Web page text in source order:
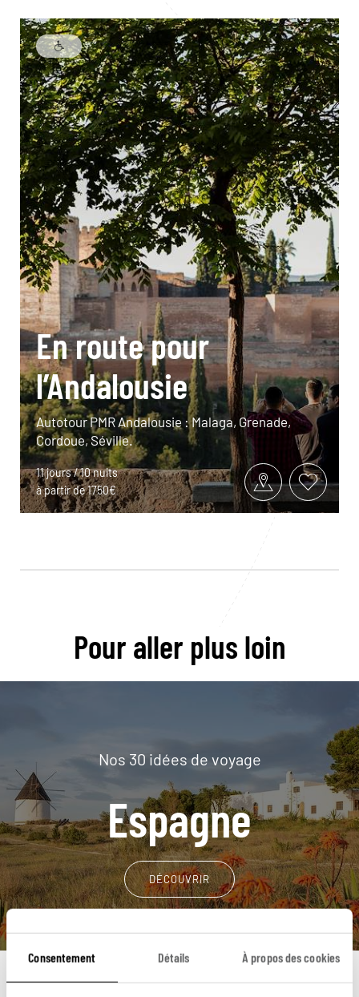
Consentement Détails À propos des cookies
En route pour
l’Andalousie
Autotour PMR Andalousie : Malaga, Grenade,
Cordoue, Séville.
11 jours / 10 nuits
à partir de 1750€
Pour aller plus loin
Nos 30 idées de voyage
Espagne
DÉCOUVRIR